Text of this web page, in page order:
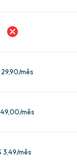
mês
mês
3,49/mês